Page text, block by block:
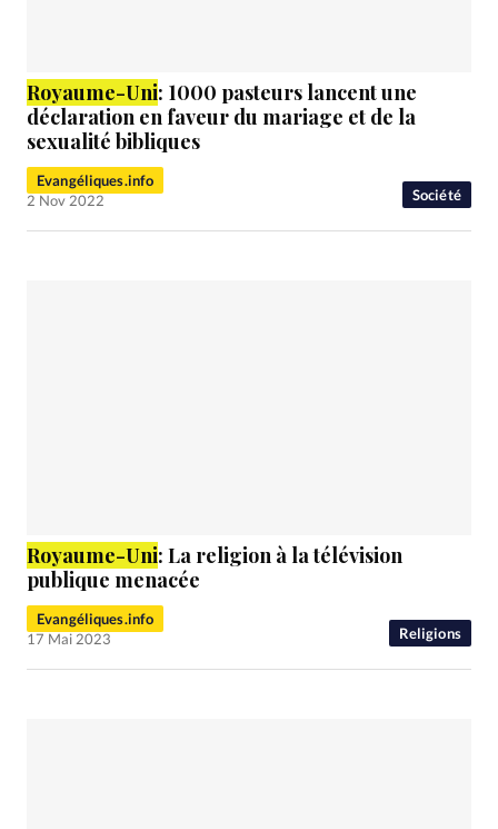
Société
Royaume-Uni: 1000 pasteurs lancent une
déclaration en faveur du mariage et de la
sexualité bibliques
Evangéliques.info
2 Nov 2022
Religions
Royaume-Uni: La religion à la télévision
publique menacée
Evangéliques.info
17 Mai 2023